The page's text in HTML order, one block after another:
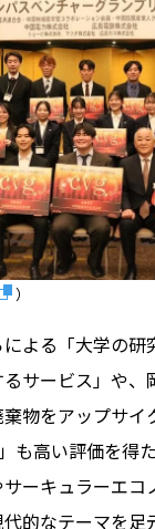
）
よる「大学の研
サービス」や、
物をアップサイ
も高い評価を得
ーキュラーエコ
的なテーマを足